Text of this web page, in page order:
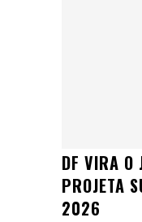
DF VIRA O
PROJETA
2026